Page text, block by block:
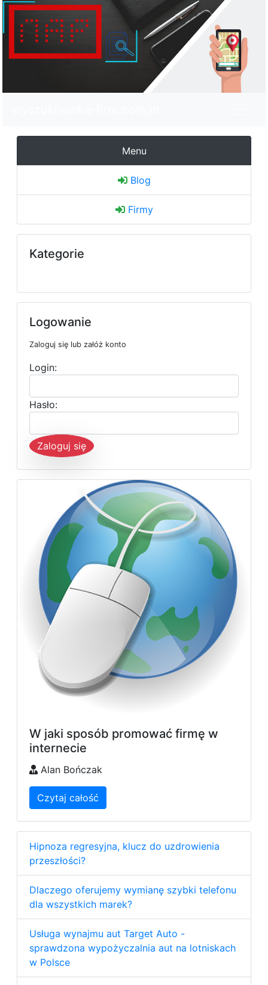
Menu
Blog
Firmy
Kategorie
Logowanie
Zaloguj się lub załóż konto
Login:
Hasło:
Zaloguj się
W jaki sposób promować firmę w
internecie
Alan Bończak
Czytaj całość
Hipnoza regresyjna, klucz do uzdrowienia
przeszłości?
Dlaczego oferujemy wymianę szybki telefonu
dla wszystkich marek?
Usługa wynajmu aut Target Auto -
sprawdzona wypożyczalnia aut na lotniskach
w Polsce